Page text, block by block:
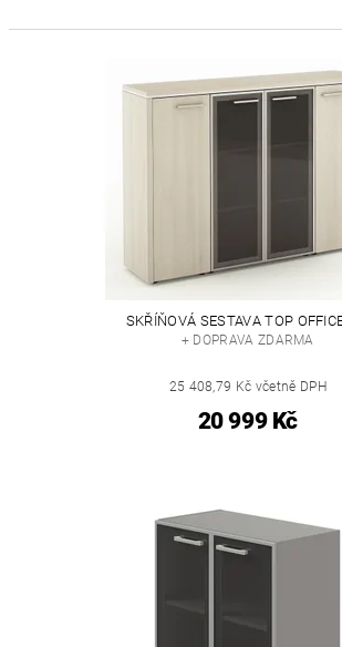
SKŘÍŇOVÁ SESTAVA TOP
+ DOPRAVA ZDARMA
25 408,79 Kč včetně DPH
20 999 Kč